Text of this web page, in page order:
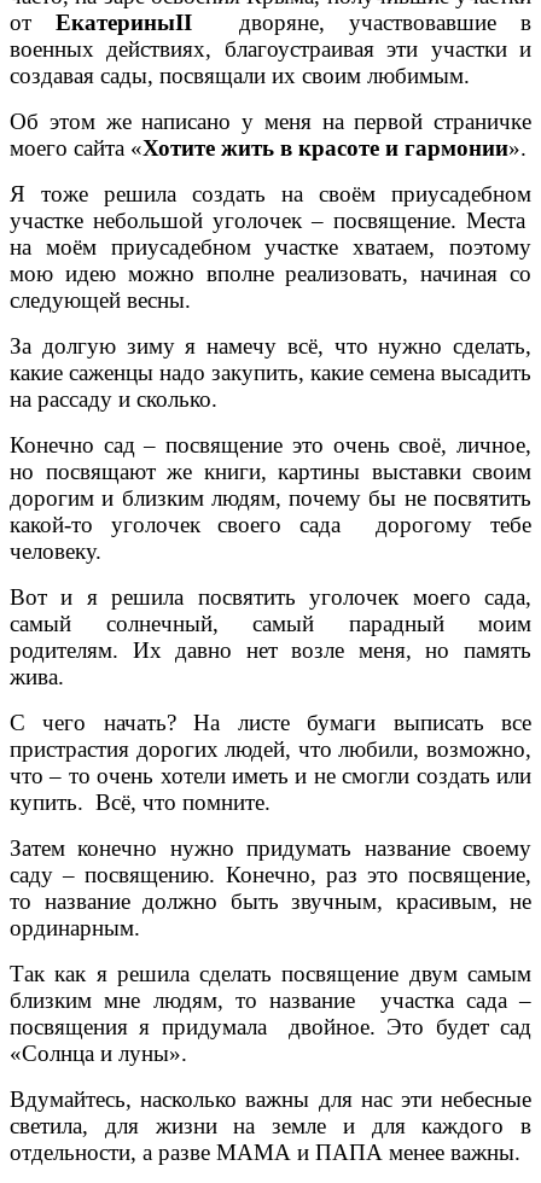
от ЕкатериныIIдворяне, участвовавшие в
военных действиях, благоустраивая эти участки и
создавая сады, посвящали их своим любимым.
Об этом же написано у меня на первой страничке
моего сайта «Хотите жить в красоте и гармонии».
Я тоже решила создать на своём приусадебном
участке небольшой уголочек – посвящение. Места
на моём приусадебном участке хватаем, поэтому
мою идею можно вполне реализовать, начиная со
следующей весны.
За долгую зиму я намечу всё, что нужно сделать,
какие саженцы надо закупить, какие семена высадить
на рассаду и сколько.
Конечно сад – посвящение это очень своё, личное,
но посвящают же книги, картины выставки своим
дорогим и близким людям, почему бы не посвятить
какой-то уголочек своего сада дорогому тебе
человеку.
Вот и я решила посвятить уголочек моего сада,
самый солнечный, самый парадный моим
родителям. Их давно нет возле меня, но память
жива.
С чего начать? На листе бумаги выписать все
пристрастия дорогих людей, что любили, возможно,
что – то очень хотели иметь и не смогли создать или
купить. Всё, что помните.
Затем конечно нужно придумать название своему
саду – посвящению. Конечно, раз это посвящение,
то название должно быть звучным, красивым, не
ординарным.
Так как я решила сделать посвящение двум самым
близким мне людям, то название участка сада –
посвящения я придумала двойное. Это будет сад
«Солнца и луны».
Вдумайтесь, насколько важны для нас эти небесные
светила, для жизни на земле и для каждого в
отдельности, а разве МАМА и ПАПА менее важны.